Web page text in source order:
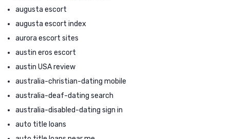
augusta escort
augusta escort index
aurora escort sites
austin eros escort
austin USA review
australia-christian-dating mobile
australia-deaf-dating search
australia-disabled-dating sign in
auto title loans